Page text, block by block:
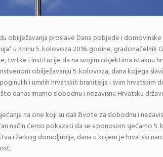
obilježavanja proslave Dana pobjede i
u Kninu 5. kolovoza 2016. godine,
tvrtke i institucije da na svojim objektima istaknu
obilježavanju 5. kolovoza, dana kojega
i umrlih hrvatskih branitelja i svim hrvatskim
danas imamo slobodnu i nezavisnu Hrvatsku
na one koji su dali živote za slobodnu i
način ćemo pokazati da se s ponosom sjećamo
i žarkog domoljublja, dana u kojem je hrvatski